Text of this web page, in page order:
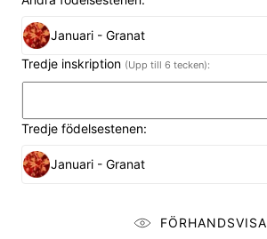
Januari - Granat
Tredje inskription (Upp till 6 tecken):
Tredje födelsestenen:
Januari - Granat
FÖRHANDSVISA